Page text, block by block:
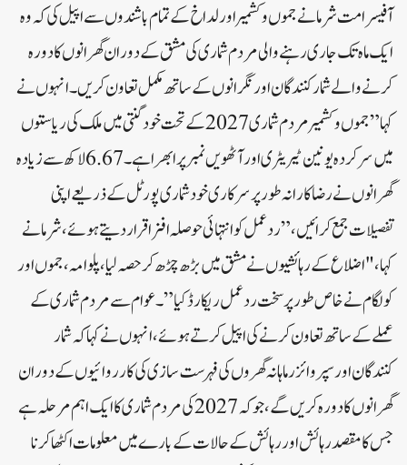
آفیسر امت شرمانے جموں و کشمیر اور لداخ کے تمام باشندوں سے اپیل کی کہ وہ
ایک ماہ تک جاری رہنے والی مردم شماری کی مشق کے دوران گھرانوں کا دورہ
کرنے والے شمار کنندگان اور نگرانوں کے ساتھ مکمل تعاون کریں۔انہوں نے
کہا”جموں و کشمیر مردم شماری 2027 کے تحت خود گنتی میں ملک کی ریاستوں
میں سرکردہ یونین ٹیریٹری اور آٹھویں نمبر پر ابھرا ہے۔ 6.67 لاکھ سے زیادہ
گھرانوں نے رضاکارانہ طور پر سرکاری خود شماری پورٹل کے ذریعے اپنی
تفصیلات جمع کرائیں،”ردعمل کو انتہائی حوصلہ افزا قرار دیتے ہوئے، شرما نے
کہا، "اضلاع کے رہائشیوں نے مشق میں بڑھ چڑھ کر حصہ لیا، پلوامہ، جموں اور
کولگام نے خاص طور پر سخت ردعمل ریکارڈ کیا”۔عوام سے مردم شماری کے
عملے کے ساتھ تعاون کرنے کی اپیل کرتے ہوئے، انہوں نے کہا کہ شمار
کنندگان اور سپروائزر ماہانہ گھروں کی فہرست سازی کی کارروائیوں کے دوران
گھرانوں کا دورہ کریں گے، جو کہ 2027 کی مردم شماری کا ایک اہم مرحلہ ہے
جس کا مقصد رہائش اور رہائش کے حالات کے بارے میں معلومات اکٹھا کرنا